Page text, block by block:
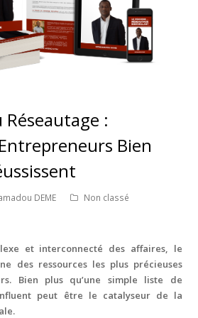
:
Bien
DEME
Non classé
et interconnecté des affaires, le
des ressources les plus précieuses
Bien plus qu’une simple liste de
peut être le catalyseur de la